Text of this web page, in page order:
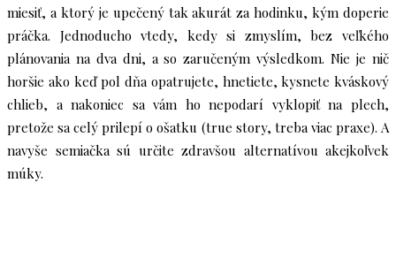
miesiť, a ktorý je upečený tak akurát za hodinku, kým doperie
práčka. Jednoducho vtedy, kedy si zmyslím, bez veľkého
plánovania na dva dni, a so zaručeným výsledkom. Nie je nič
horšie ako keď pol dňa opatrujete, hnetiete, kysnete kváskový
chlieb, a nakoniec sa vám ho nepodarí vyklopiť na plech,
pretože sa celý prilepí o ošatku (true story, treba viac praxe). A
navyše semiačka sú určite zdravšou alternatívou akejkoľvek
múky.